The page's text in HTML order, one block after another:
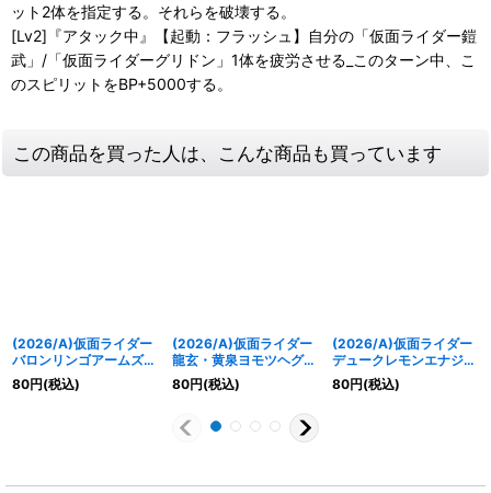
ット2体を指定する。それらを破壊する。
[Lv2]『アタック中』【起動：フラッシュ】自分の「仮面ライダー鎧
武」/「仮面ライダーグリドン」1体を疲労させる_このターン中、こ
のスピリットをBP+5000する。
この商品を買った人は、こんな商品も買っています
(2026/A)仮面ライダー
バロンリンゴアームズ
【M】{26RCB01-016}
《赤》
80円(税込)
(2026/A)仮面ライダー
龍玄・黄泉ヨモツヘグリ
アームズ【M】
{26RCB01-015}《赤》
80円(税込)
(2026/A)仮面ライダー
デュークレモンエナジー
アームズ【M】
{26RCB01-014}《赤》
80円(税込)